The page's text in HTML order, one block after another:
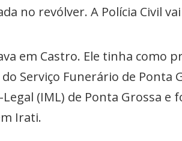
no revólver. A Polícia Civil
em Castro. Ele tinha como
Serviço Funerário de Ponta
(IML) de Ponta Grossa e
Irati.